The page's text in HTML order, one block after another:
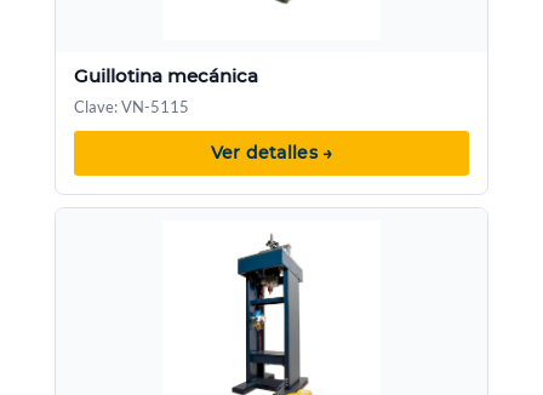
Guillotina mecánica
Clave: VN-5115
Ver detalles →